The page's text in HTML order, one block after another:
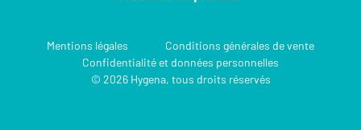
Mentions légales
Conditions générales de vente
Confidentialité et données personnelles
© 2026 Hygena, tous droits réservés